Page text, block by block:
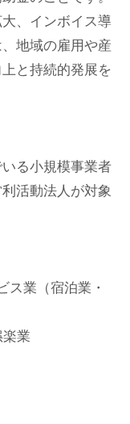
、インボイス導
地域の雇用や産
と持続的発展を
る小規模事業者
活動法人が対象
ス業（宿泊業・
楽業